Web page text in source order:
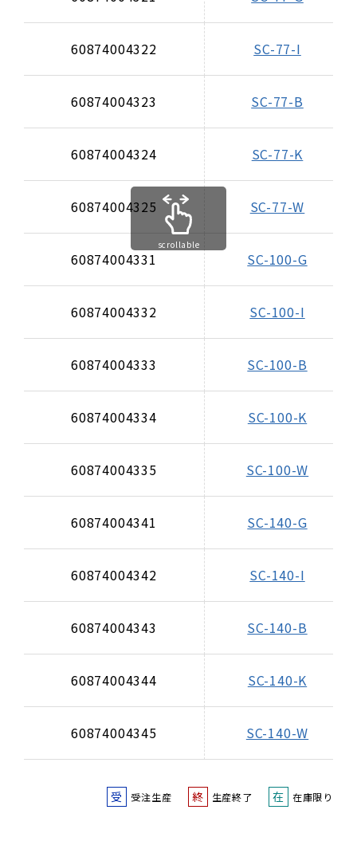
60874004322 SC-77-I
60874004323 SC-77-B
60874004324 SC-77-K
60874004325 SC-77-W
60874004331 SC-100-G
60874004332 SC-100-I
60874004333 SC-100-B
60874004334 SC-100-K
60874004335 SC-100-W
60874004341 SC-140-G
60874004342 SC-140-I
60874004343 SC-140-B
60874004344 SC-140-K
60874004345 SC-140-W
scrollable
受 受注生産 終 生産終了 在 在庫限り